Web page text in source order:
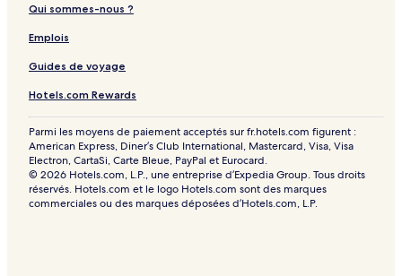
Qui sommes-nous ?
Emplois
Guides de voyage
Hotels.com Rewards
Parmi les moyens de paiement acceptés sur fr.hotels.com figurent :
American Express, Diner’s Club International, Mastercard, Visa, Visa
Electron, CartaSi, Carte Bleue, PayPal et Eurocard.
© 2026 Hotels.com, L.P., une entreprise d’Expedia Group. Tous droits
réservés. Hotels.com et le logo Hotels.com sont des marques
commerciales ou des marques déposées d’Hotels.com, L.P.